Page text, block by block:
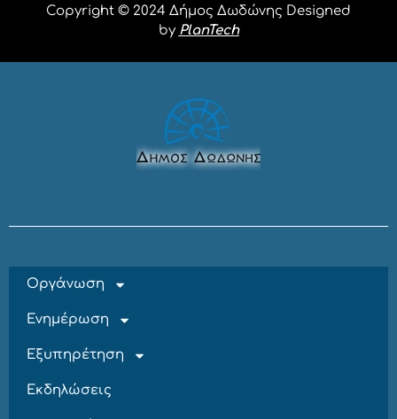
Copyright © 2024 Δήμος Δωδώνης Designed
by PlanTech
Οργάνωση
Ενημέρωση
Εξυπηρέτηση
Εκδηλώσεις